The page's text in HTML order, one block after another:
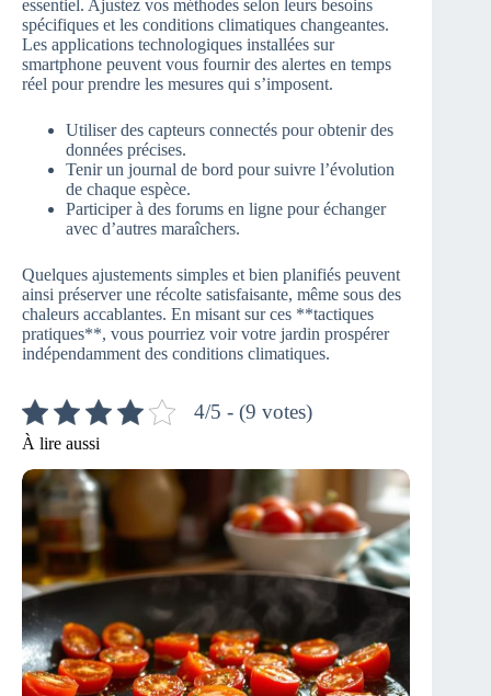
essentiel. Ajustez vos méthodes selon leurs besoins
spécifiques et les conditions climatiques changeantes.
Les applications technologiques installées sur
smartphone peuvent vous fournir des alertes en temps
réel pour prendre les mesures qui s’imposent.
Utiliser des capteurs connectés pour obtenir des
données précises.
Tenir un journal de bord pour suivre l’évolution
de chaque espèce.
Participer à des forums en ligne pour échanger
avec d’autres maraîchers.
Quelques ajustements simples et bien planifiés peuvent
ainsi préserver une récolte satisfaisante, même sous des
chaleurs accablantes. En misant sur ces **tactiques
pratiques**, vous pourriez voir votre jardin prospérer
indépendamment des conditions climatiques.
4/5 - (9 votes)
À lire aussi